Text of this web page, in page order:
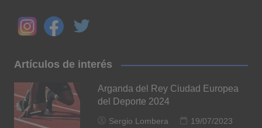
Artículos de interés
Arganda del Rey Ciudad Europea
del Deporte 2024
Sergio Lombera 19/07/2023